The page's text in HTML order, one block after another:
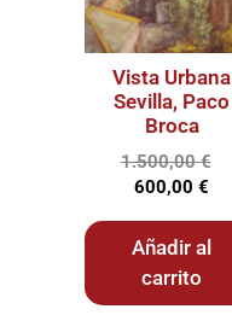
Vista Urbana
Sevilla, Paco
Broca
1.500,00€
600,00 €
Añadir al
carrito